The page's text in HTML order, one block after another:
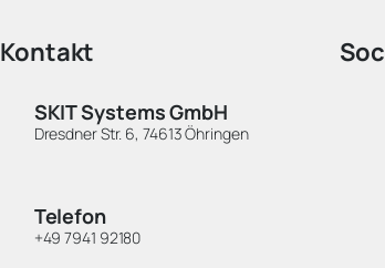
Kontakt
SKIT Systems GmbH
Dresdner Str. 6, 74613 Öhringen
Telefon
+49 7941 92180